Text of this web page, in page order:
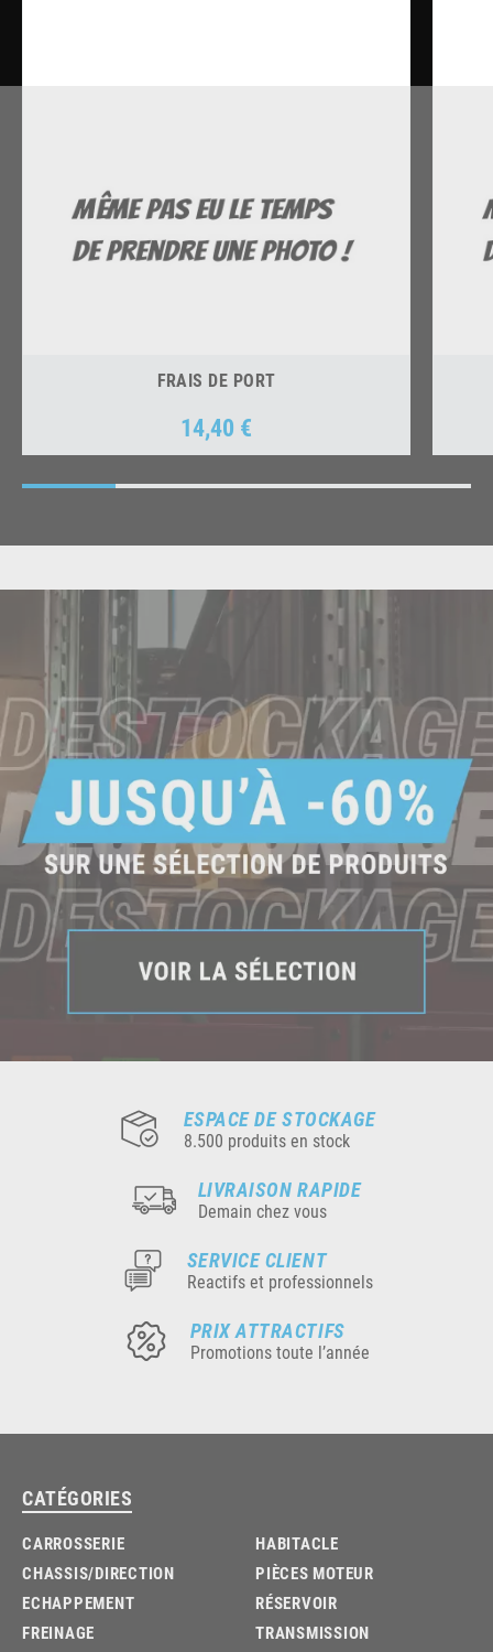
FRAIS DE PORT
Prix
14,40 €
ESPACE DE STOCKAGE
8.500 produits en stock
LIVRAISON RAPIDE
Demain chez vous
SERVICE CLIENT
Reactifs et professionnels
PRIX ATTRACTIFS
Promotions toute l’année
CATÉGORIES
CARROSSERIE
CHASSIS/DIRECTION
ECHAPPEMENT
FREINAGE
HABITACLE
PIÈCES MOTEUR
RÉSERVOIR
TRANSMISSION